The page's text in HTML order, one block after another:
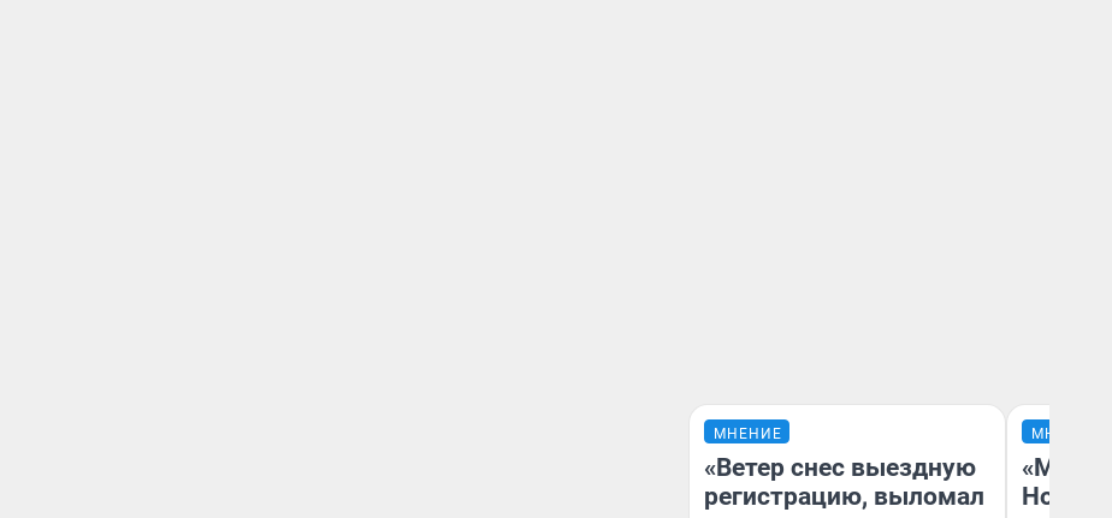
МНЕНИЕ
«Ветер снес выездную
регистрацию, выломал
МНЕНИЕ
«Мы